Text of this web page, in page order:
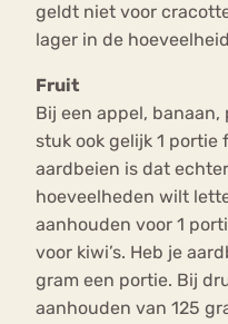
geldt niet voor
lager in de
Fruit
Bij een appel, banaan,
stuk ook gelijk 1
aardbeien is dat
hoeveelheden wilt
aanhouden voor 1
voor kiwi’s. Heb je
gram een portie. Bij
aanhouden van 125